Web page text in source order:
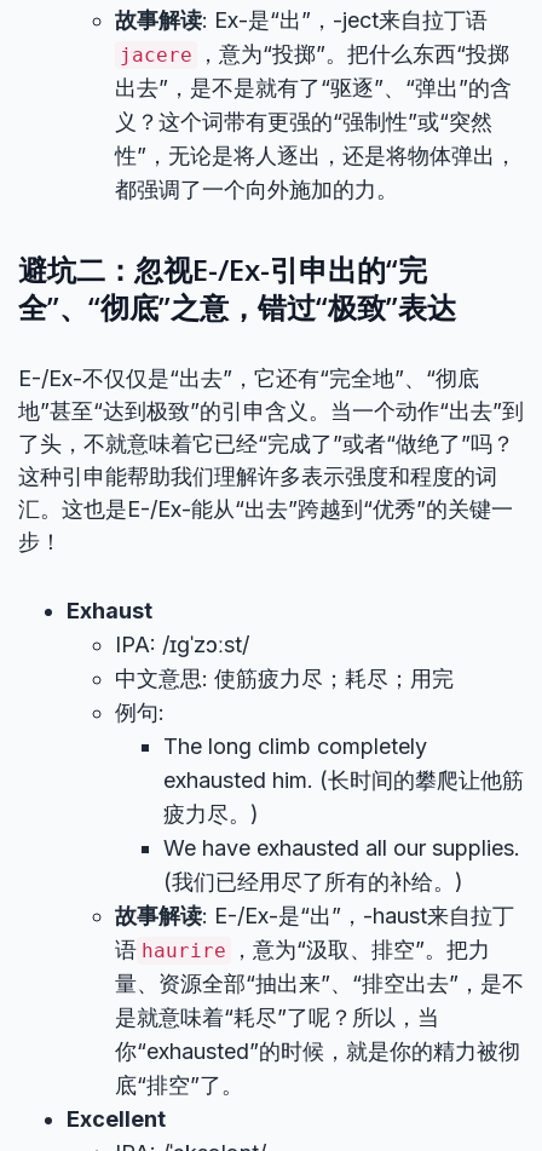
故事解读: Ex-是“出”，-ject来自拉丁语
jacere
，意为“投掷”。把什么东西“投掷
出去”，是不是就有了“驱逐”、“弹出”的含
义？这个词带有更强的“强制性”或“突然
性”，无论是将人逐出，还是将物体弹出，
都强调了一个向外施加的力。
避坑二：忽视E-/Ex-引申出的“完
全”、“彻底”之意，错过“极致”表达
E-/Ex-不仅仅是“出去”，它还有“完全地”、“彻底
地”甚至“达到极致”的引申含义。当一个动作“出去”到
了头，不就意味着它已经“完成了”或者“做绝了”吗？
这种引申能帮助我们理解许多表示强度和程度的词
汇。这也是E-/Ex-能从“出去”跨越到“优秀”的关键一
步！
Exhaust
IPA: /ɪɡˈzɔːst/
中文意思: 使筋疲力尽；耗尽；用完
例句:
The long climb completely
exhausted him. (长时间的攀爬让他筋
疲力尽。)
We have exhausted all our supplies.
(我们已经用尽了所有的补给。)
故事解读: E-/Ex-是“出”，-haust来自拉丁
语 haurire
，意为“汲取、排空”。把力
量、资源全部“抽出来”、“排空出去”，是不
是就意味着“耗尽”了呢？所以，当
你“exhausted”的时候，就是你的精力被彻
底“排空”了。
Excellent